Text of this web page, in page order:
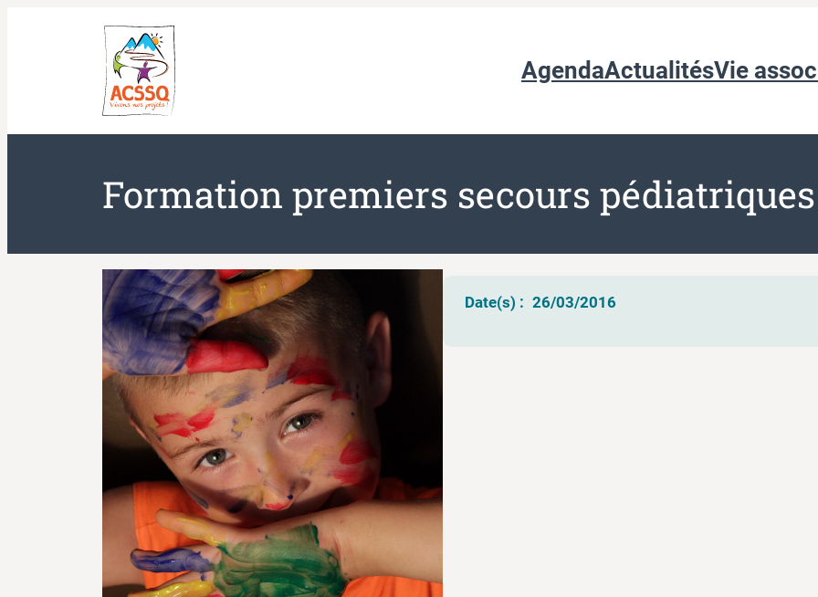
AgendaActualitésVie
Formation premiers secours pédiatriques
Date(s) : 26/03/2016